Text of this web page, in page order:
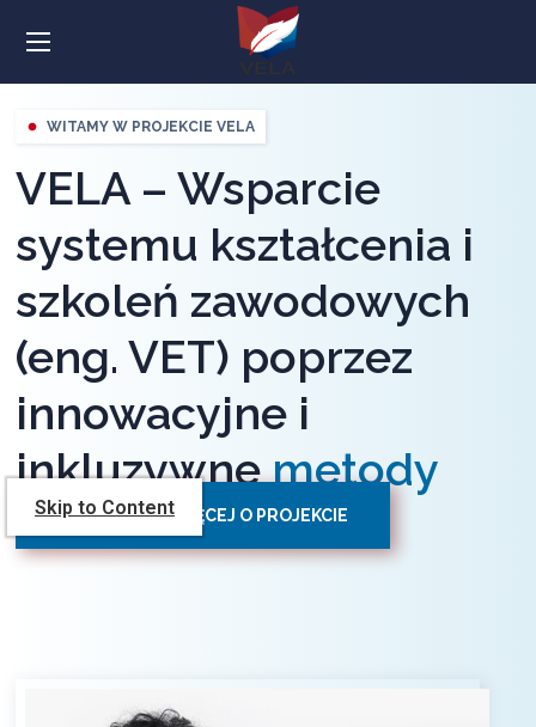
Skip to Content
VELA – Wsparcie
systemu kształcenia i
szkoleń zawodowych
(eng. VET) poprzez
innowacyjne i
inkluzywnemetody
nauczania.
fiber_manual_record WITAMY W PROJEKCIE VELA
DOWIEDZ SIĘ WIĘCEJ O PROJEKCIE